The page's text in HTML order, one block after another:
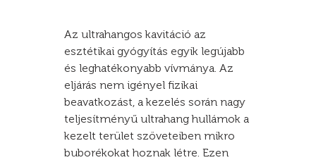
Az ultrahangos kavitáció az
esztétikai gyógyítás egyik legújabb
és leghatékonyabb vívmánya. Az
eljárás nem igényel fizikai
beavatkozást, a kezelés során nagy
teljesítményű ultrahang hullámok a
kezelt terület szöveteiben mikro
buborékokat hoznak létre. Ezen